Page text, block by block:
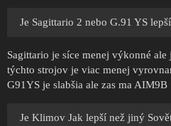
Je Sagittario 2 nebo G.91 YS
Sagittario je síce menej výkonné
týchto strojov je viac menej
G91YS je slabšia ale zas ma AIM9B
Je Klimov Jak lepší než jiný